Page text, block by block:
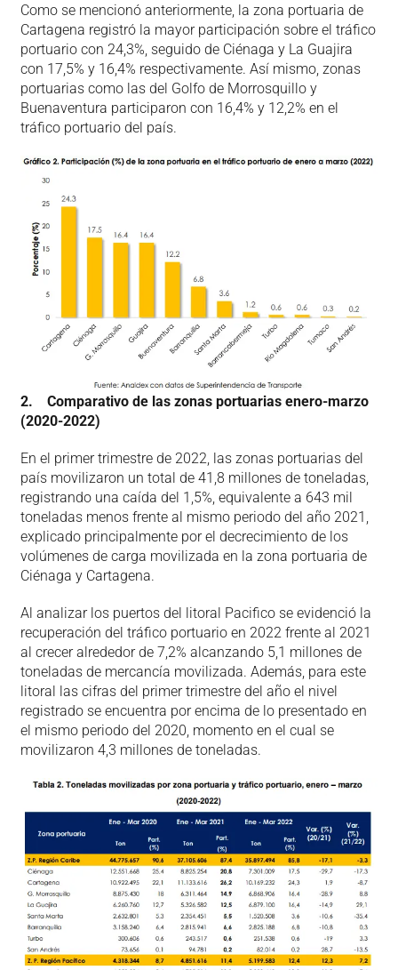
Como se mencionó anteriormente, la zona portuaria de
Cartagena registró la mayor participación sobre el tráfico
portuario con 24,3%, seguido de Ciénaga y La Guajira
con 17,5% y 16,4% respectivamente. Así mismo, zonas
portuarias como las del Golfo de Morrosquillo y
Buenaventura participaron con 16,4% y 12,2% en el
tráfico portuario del país.
2. Comparativo de las zonas portuarias enero-marzo
(2020-2022)
En el primer trimestre de 2022, las zonas portuarias del
país movilizaron un total de 41,8 millones de toneladas,
registrando una caída del 1,5%, equivalente a 643 mil
toneladas menos frente al mismo periodo del año 2021,
explicado principalmente por el decrecimiento de los
volúmenes de carga movilizada en la zona portuaria de
Ciénaga y Cartagena.
Al analizar los puertos del litoral Pacifico se evidenció la
recuperación del tráfico portuario en 2022 frente al 2021
al crecer alrededor de 7,2% alcanzando 5,1 millones de
toneladas de mercancía movilizada. Además, para este
litoral las cifras del primer trimestre del año el nivel
registrado se encuentra por encima de lo presentado en
el mismo periodo del 2020, momento en el cual se
movilizaron 4,3 millones de toneladas.